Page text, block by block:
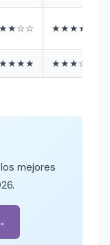
★★★★★
★★★☆☆
mejores